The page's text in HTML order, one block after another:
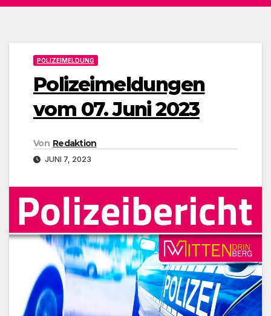
POLIZEIMELDUNG
Polizeimeldungen
vom 07. Juni 2023
Von Redaktion
JUNI 7, 2023